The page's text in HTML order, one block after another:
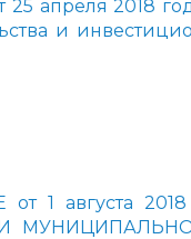
25 апреля 2018
и
от 1 августа